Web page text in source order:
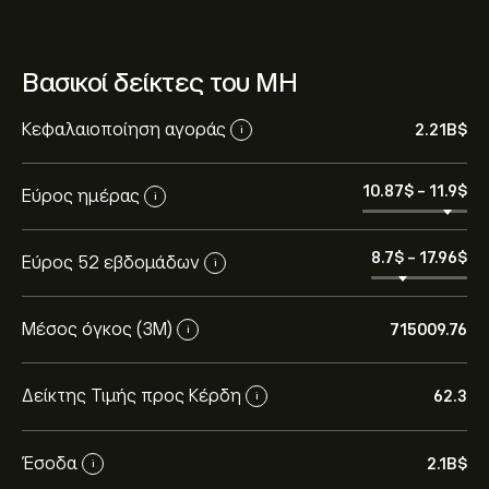
Βασικοί δείκτες του MH
Κεφαλαιοποίηση αγοράς i 2.21B‎$‎
Εύρος ημέρας i 10.87‎$‎ - 11.9‎$‎
Εύρος 52 εβδομάδων i 8.7‎$‎ - 17.96‎$‎
Μέσος όγκος (3Μ) i 715009.76
Δείκτης Τιμής προς Κέρδη i 62.3
Έσοδα i 2.1B‎$‎
Η τρέχουσα τιμή του MH είναι 11.71‎$‎.